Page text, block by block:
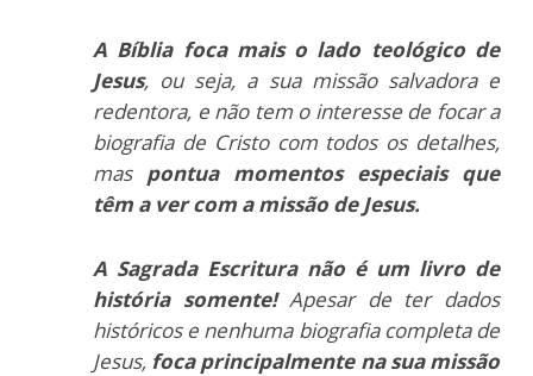
A Bíblia foca mais o lado teológico de
Jesus, ou seja, a sua missão salvadora e
redentora, e não tem o interesse de focar a
biografia de Cristo com todos os detalhes,
mas pontua momentos especiais que
têm a ver com a missão de Jesus.
A Sagrada Escritura não é um livro de
história somente!Apesar de ter dados
históricos e nenhuma biografia completa de
Jesus, foca principalmente na sua missão